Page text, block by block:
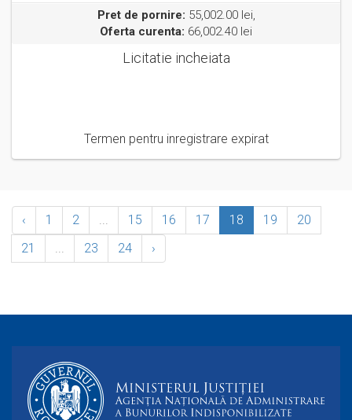
Pret de pornire: 55,002.00 lei,
Oferta curenta: 66,002.40 lei
Licitatie incheiata
Termen pentru inregistrare expirat
‹ 1 2 ... 15 16 17 18 19
20
21
... 23 24 ›